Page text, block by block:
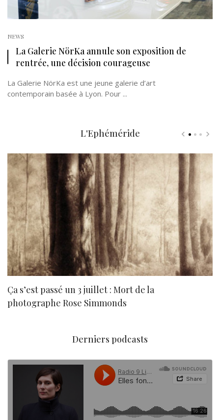
NEWS
La Galerie NörKa annule son exposition de
rentrée, une décision courageuse
La Galerie NörKa est une jeune galerie d’art
contemporain basée à Lyon. Pour ...
L'Ephéméride
Ça s’est passé un 3 juillet : Mort de la
photographe Rose Simmonds
Derniers podcasts